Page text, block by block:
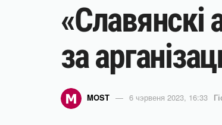
«Славянскі
за
MOST 6 чэрвеня 2023, 16:33